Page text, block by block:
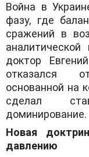
Война в
фазу, где
сражений в
доктор
отказался
основанной на
сделал
доминирование.
​Новая
давлению